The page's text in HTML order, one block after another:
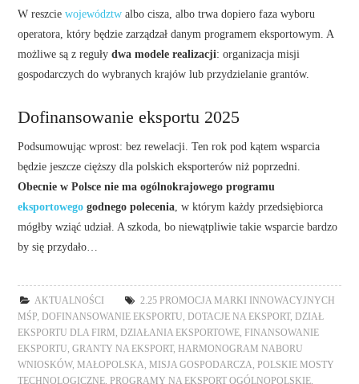
W reszciewojewództw albo cisza, albo trwa dopiero faza wyboru
operatora, który będzie zarządzał danym programem eksportowym. A
możliwe są z regułydwa modele realizacji: organizacja misji
gospodarczych do wybranych krajów lub przydzielanie grantów.
Dofinansowanie eksportu 2025
Podsumowując wprost: bez rewelacji. Ten rok pod kątem wsparcia
będzie jeszcze cięższy dla polskich eksporterów niż poprzedni.
Obecnie w Polsce nie ma ogólnokrajowego programu
eksportowego godnego polecenia, w którym każdy przedsiębiorca
mógłby wziąć udział. A szkoda, bo niewątpliwie takie wsparcie bardzo
by się przydało…
AKTUALNOŚCI
2.25 PROMOCJA MARKI INNOWACYJNYCH
MŚP
DOFINANSOWANIE EKSPORTU DOTACJE NA EKSPORT,
DZIAŁ
EKSPORTU DLA FIRM
DZIAŁANIA EKSPORTOWE
FINANSOWANIE
EKSPORTU ,GRANTY NA EKSPORT, HARMONOGRAM NABORU
WNIOSKÓW, MAŁOPOLSKA MISJA GOSPODARCZA
POLSKIE MOSTY
TECHNOLOGICZNE
PROGRAMY NA EKSPORT OGÓLNOPOLSKIE